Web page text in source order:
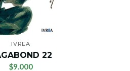
IVREA
22
$9.000